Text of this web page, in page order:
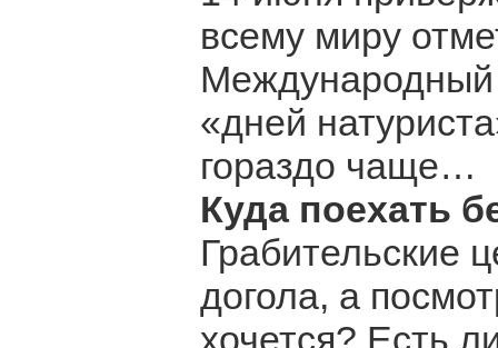
всему миру
Международный
«дней
гораздо чаще…
Куда поехать
Грабительские
догола, а
хочется? Есть